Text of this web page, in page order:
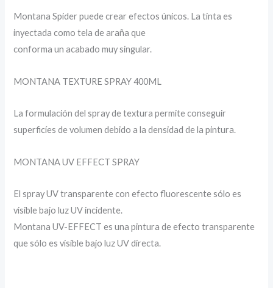
Montana Spider puede crear efectos únicos. La tinta es
inyectada como tela de araña que
conforma un acabado muy singular.
MONTANA TEXTURE SPRAY 400ML
La formulación del spray de textura permite conseguir
superficíes de volumen debido a la densidad de la pintura.
MONTANA UV EFFECT SPRAY
El spray UV transparente con efecto fluorescente sólo es
visible bajo luz UV incidente.
Montana UV-EFFECT es una pintura de efecto transparente
que sólo es visible bajo luz UV directa.